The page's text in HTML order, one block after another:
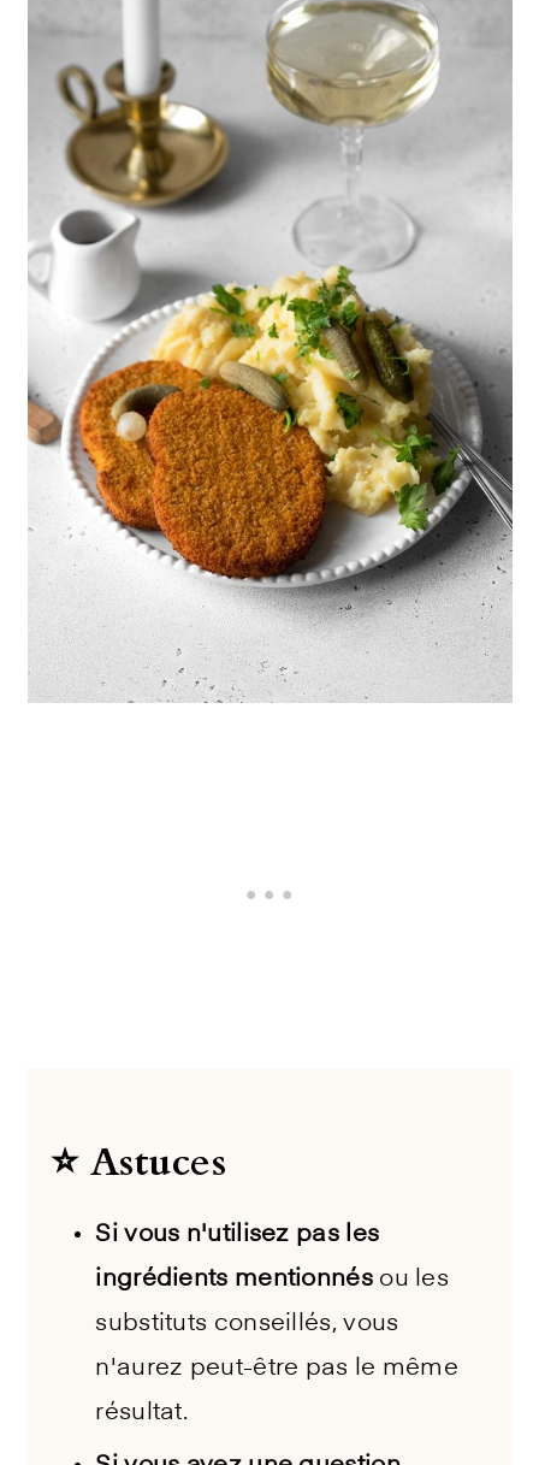
⭐️ Astuces
Si vous n'utilisez pas les
ingrédients mentionnés ou les
substituts conseillés, vous
n'aurez peut-être pas le même
résultat.